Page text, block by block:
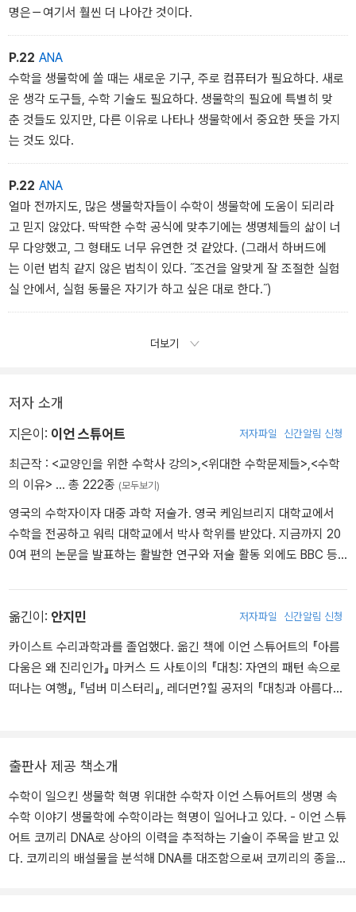
명은－여기서 훨씬 더 나아간 것이다.
P.22 ANA
수학을 생물학에 쏠 때는 새로운 기구, 주로 컴퓨터가 필요하다. 새로
운 생각 도구들, 수학 기술도 필요하다. 생물학의 필요에 특별히 맞
춘 것들도 있지만, 다른 이유로 나타나 생물학에서 중요한 뜻을 가지
는 것도 있다.
P.22 ANA
얼마 전까지도, 많은 생물학자들이 수학이 생물학에 도움이 되리라
고 믿지 않았다. 딱딱한 수학 공식에 맞추기에는 생명체들의 삶이 너
무 다양했고, 그 형태도 너무 유연한 것 같았다. (그래서 하버드에
는 이런 법칙 같지 않은 법칙이 있다. ˝조건을 알맞게 잘 조절한 실험
실 안에서, 실험 동물은 자기가 하고 싶은 대로 한다.˝)
더보기
저자 소개
지은이: 이언 스튜어트 저자파일 신간알림 신청
최근작 : <교양인을 위한 수학사 강의>,<위대한 수학문제들>,<수학
의 이유> … 총 222종 (모두보기)
영국의 수학자이자 대중 과학 저술가. 영국 케임브리지 대학교에서
수학을 전공하고 워릭 대학교에서 박사 학위를 받았다. 지금까지 20
0여 편의 논문을 발표하는 활발한 연구와 저술 활동 외에도 BBC 등
장서 왔다. 영국 왕립 학회에서 대중 과학의 발전에 기여한 이에게 수
여하는 마이클 패러데이 상(1995), 미국 과학 진흥회가 수여하는 과
학 대중화 공로상(2002)을 받았다. 런던 수학 학회(LMS)와 수학 연
구소(IMA)가 공동으로 수학에 대한 공로로 수여하는 크리스토퍼 지
먼 상(2008)의 첫 수상자였다. 스티븐 스트로가츠와 함께 미국 록펠
도서 상(2017)도 수상했다. 현재 왕립 학회 특별 회원이자 워릭 대학
《우주를 계산하다》, 《보통 사람을 위한 현대 수학》, 《아름다움은 왜
진리인가》, 《자연의 패턴》, 《위대한 수학문제들》, 《교양인을 위한 수
학사 강의》, 《세계를 바꾼 17가지 방정식》 등이 있으며, 그의 연구와
책은 수학과 대중의 사이를 가깝게 만드는 데 큰 기여를 하고 있다.
옮긴이: 안지민 저자파일 신간알림 신청
카이스트 수리과학과를 졸업했다. 옮긴 책에 이언 스튜어트의 『아름
다움은 왜 진리인가』 마커스 드 사토이의 『대칭: 자연의 패턴 속으로
떠나는 여행』, 『넘버 미스터리』, 레더먼?힐 공저의 『대칭과 아름다운
출판사 제공 책소개
수학이 일으킨 생물학 혁명 위대한 수학자 이언 스튜어트의 생명 속
수학 이야기 생물학에 수학이라는 혁명이 일어나고 있다. - 이언 스튜
어트 코끼리 DNA로 상아의 이력을 추적하는 기술이 주목을 받고 있
다. 코끼리의 배설물을 분석해 DNA를 대조함으로써 코끼리의 종을